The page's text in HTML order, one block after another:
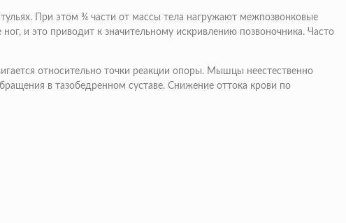
При этом ¾ части от массы тела нагружают межпозвонковые
и это приводит к значительному искривлению позвоночника. Часто
относительно точки реакции опоры. Мышцы неестественно
в тазобедренном суставе. Снижение оттока крови по